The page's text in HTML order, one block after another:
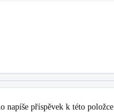
napíše příspěvek k této položce.